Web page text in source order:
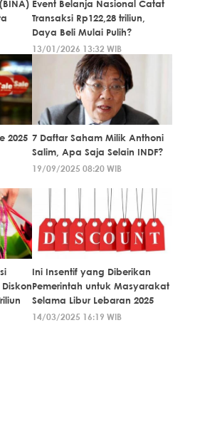
Event Belanja Nasional Catat
Transaksi Rp122,28 triliun,
Daya Beli Mulai Pulih?
13/01/2026 13:32 WIB
2025 7 Daftar Saham Milik Anthoni
Salim, Apa Saja Selain INDF?
19/09/2025 08:20 WIB
Ini Insentif yang Diberikan
Pemerintah untuk Masyarakat
Selama Libur Lebaran 2025
14/03/2025 16:19 WIB